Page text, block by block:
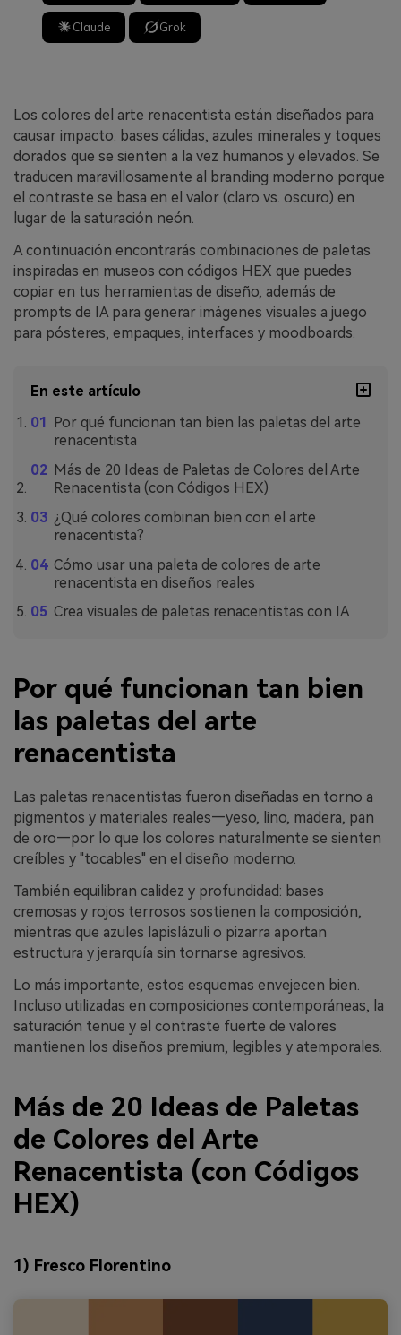
Claude Grok
Los colores del arte renacentista están diseñados para
causar impacto: bases cálidas, azules minerales y toques
dorados que se sienten a la vez humanos y elevados. Se
traducen maravillosamente al branding moderno porque
el contraste se basa en el valor (claro vs. oscuro) en
lugar de la saturación neón.
A continuación encontrarás combinaciones de paletas
inspiradas en museos con códigos HEX que puedes
copiar en tus herramientas de diseño, además de
prompts de IA para generar imágenes visuales a juego
para pósteres, empaques, interfaces y moodboards.
En este artículo
Por qué funcionan tan bien las paletas del arte
renacentista
Más de 20 Ideas de Paletas de Colores del Arte
Renacentista (con Códigos HEX)
¿Qué colores combinan bien con el arte
renacentista?
Cómo usar una paleta de colores de arte
renacentista en diseños reales
Crea visuales de paletas renacentistas con IA
Por qué funcionan tan bien
las paletas del arte
renacentista
Las paletas renacentistas fueron diseñadas en torno a
pigmentos y materiales reales—yeso, lino, madera, pan
de oro—por lo que los colores naturalmente se sienten
creíbles y "tocables" en el diseño moderno.
También equilibran calidez y profundidad: bases
cremosas y rojos terrosos sostienen la composición,
mientras que azules lapislázuli o pizarra aportan
estructura y jerarquía sin tornarse agresivos.
Lo más importante, estos esquemas envejecen bien.
Incluso utilizadas en composiciones contemporáneas, la
saturación tenue y el contraste fuerte de valores
mantienen los diseños premium, legibles y atemporales.
Más de 20 Ideas de Paletas
de Colores del Arte
Renacentista (con Códigos
HEX)
1) Fresco Florentino